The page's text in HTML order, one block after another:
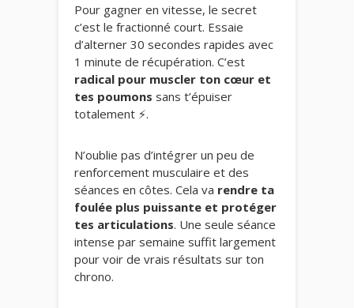
Pour gagner en vitesse, le secret
c’est le fractionné court. Essaie
d’alterner 30 secondes rapides avec
1 minute de récupération. C’est
radical pour muscler ton cœur et
tes poumons sans t’épuiser
totalement ⚡.
N’oublie pas d’intégrer un peu de
renforcement musculaire et des
séances en côtes. Cela va rendre ta
foulée plus puissante et protéger
tes articulations. Une seule séance
intense par semaine suffit largement
pour voir de vrais résultats sur ton
chrono.